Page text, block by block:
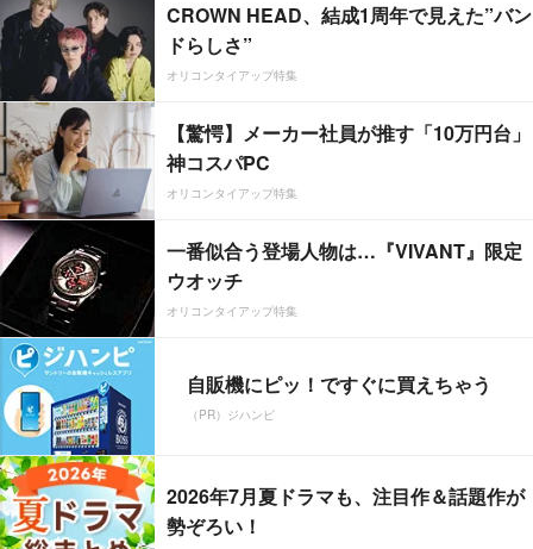
CROWN HEAD、結成1周年で見えた”バン
ドらしさ”
オリコンタイアップ特集
【驚愕】メーカー社員が推す「10万円台」
神コスパPC
オリコンタイアップ特集
一番似合う登場人物は…『VIVANT』限定
ウオッチ
オリコンタイアップ特集
自販機にピッ！ですぐに買えちゃう
（PR）ジハンピ
2026年7月夏ドラマも、注目作＆話題作が
勢ぞろい！